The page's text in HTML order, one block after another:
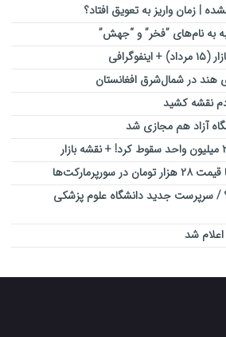
| زمان واریز به تعویق افتاد؟
هند در شمال‌شرق افغانستان
نقشه کشید
آزاد هم مجازی شد
جدید دانشگاه علوم پزشکی